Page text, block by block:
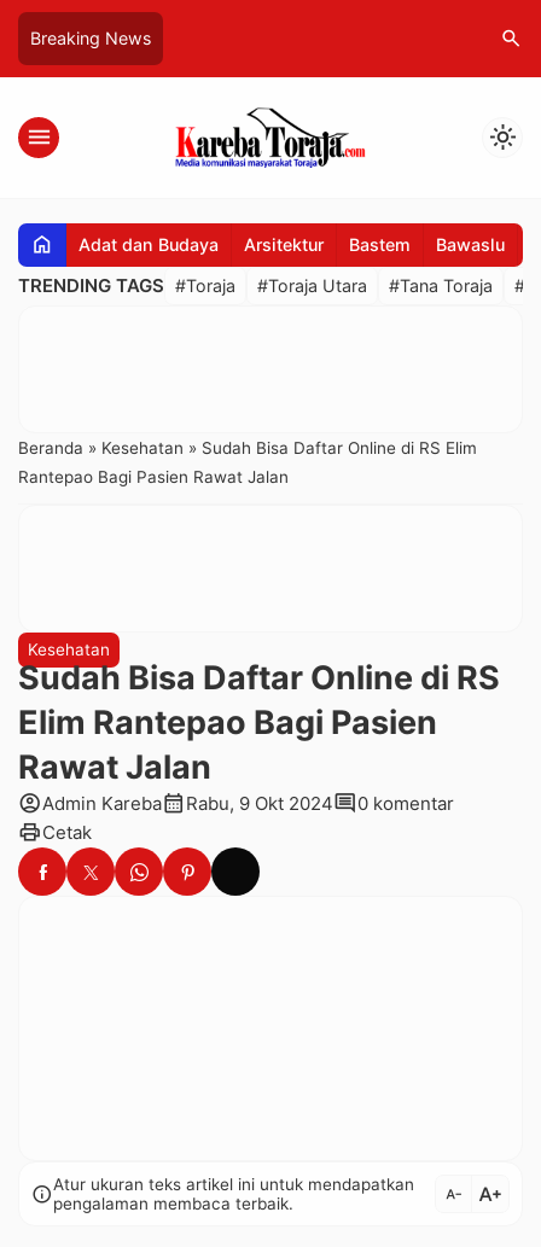
Breaking News search
menu light_mode
home Adat dan Budaya Arsitektur Bastem Bawaslu
TRENDING TAGS #Toraja #Toraja Utara #Tana Toraja
Beranda » Kesehatan » Sudah Bisa Daftar Online di RS Elim
Rantepao Bagi Pasien Rawat Jalan
Kesehatan
Sudah Bisa Daftar Online di RS
Elim Rantepao Bagi Pasien
Rawat Jalan
account_circleAdmin Karebacalendar_month Rabu, 9 Okt 2024comment0 komentar
printCetak
infoAtur ukuran teks artikel ini untuk mendapatkan
pengalaman membaca terbaik.
text_decrease text_increase